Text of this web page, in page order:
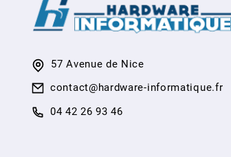
57 Avenue de Nice
contact@hardware-informatique.fr
04 42 26 93 46